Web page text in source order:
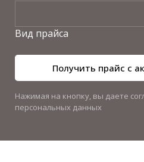
Вид прайса
Получить прайс с
Нажимая на кнопку, вы даете
персональных данных